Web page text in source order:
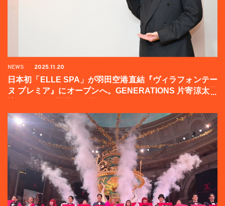
NEWS 2025.11.20
日本初「ELLE SPA」が羽田空港直結『ヴィラフォンテー
ヌ プレミア』にオープンへ。GENERATIONS 片寄涼太登